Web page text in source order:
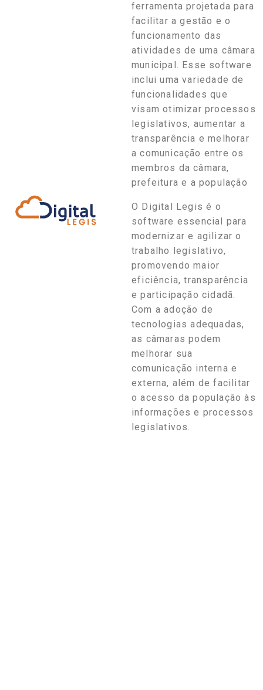
ferramenta projetada para
facilitar a gestão e o
funcionamento das
atividades de uma câmara
municipal. Esse software
inclui uma variedade de
funcionalidades que
visam otimizar processos
legislativos, aumentar a
transparência e melhorar
a comunicação entre os
membros da câmara,
prefeitura e a população
O Digital Legis é o
software essencial para
modernizar e agilizar o
trabalho legislativo,
promovendo maior
eficiência, transparência
e participação cidadã.
Com a adoção de
tecnologias adequadas,
as câmaras podem
melhorar sua
comunicação interna e
externa, além de facilitar
o acesso da população às
informações e processos
legislativos.